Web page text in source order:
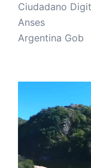
Ciudadano
Anses
Argentina Gob
vídeo